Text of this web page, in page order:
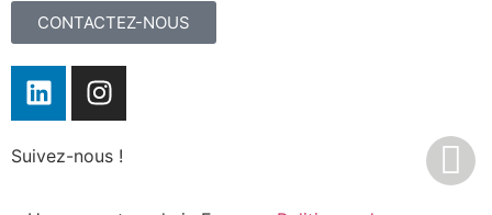
CONTACTEZ-NOUS
Suivez-nous !